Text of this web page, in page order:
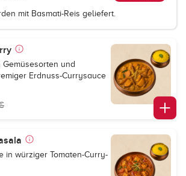
mit Basmati-Reis geliefert.
und
Erdnuss-Currysauce
in würziger Tomaten-Curry-